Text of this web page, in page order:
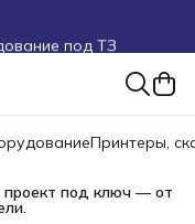
или в чат
и под заказ
Принтеры,
проект под ключ — от